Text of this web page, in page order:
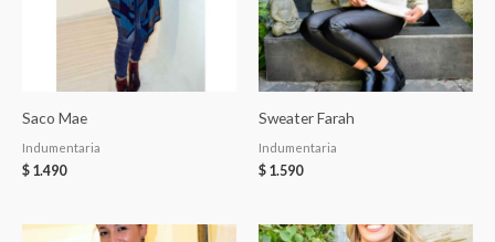
Saco Mae
Indumentaria
$ 1.490
Sweater Farah
Indumentaria
$ 1.590